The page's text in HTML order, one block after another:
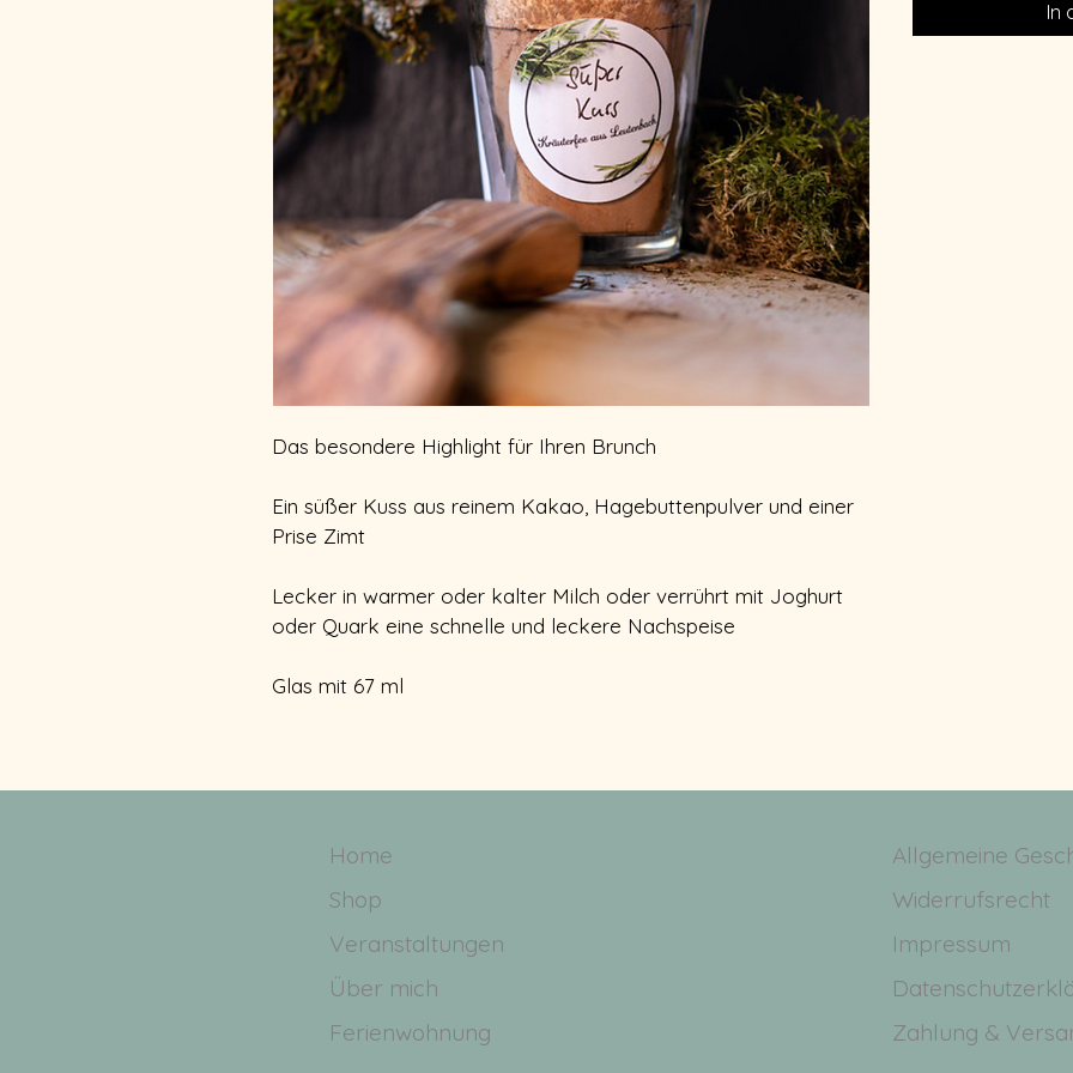
Das besondere Highlight für Ihren Brunch
Ein süßer Kuss aus reinem Kakao, Hagebuttenpulver und einer
Prise Zimt
Lecker in warmer oder kalter Milch oder verrührt mit Joghurt
oder Quark eine schnelle und leckere Nachspeise
Glas mit 67 ml
In
Home
Shop
Veranstaltungen
Über mich
Ferienwohnung
Allgemeine
Widerrufsrecht
Impressum
Zahlung &